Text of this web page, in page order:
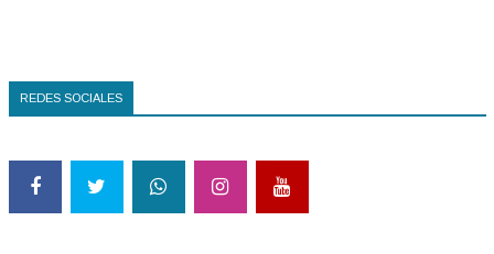
REDES SOCIALES